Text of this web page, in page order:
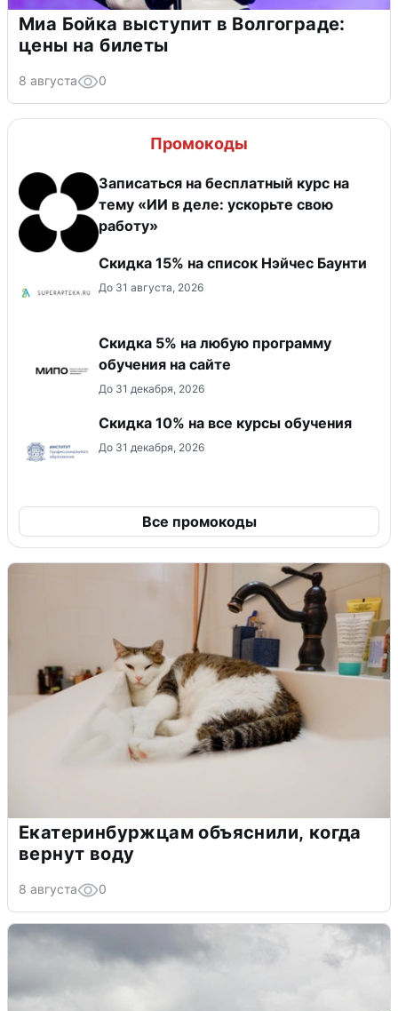
Миа Бойка выступит в Волгограде:
цены на билеты
8 августа 0
Промокоды
Записаться на бесплатный курс на
тему «ИИ в деле: ускорьте свою
работу»
Скидка 15% на список Нэйчес Баунти
До 31 августа, 2026
Скидка 5% на любую программу
обучения на сайте
До 31 декабря, 2026
Скидка 10% на все курсы обучения
До 31 декабря, 2026
Все промокоды
Екатеринбуржцам объяснили, когда
вернут воду
8 августа 0